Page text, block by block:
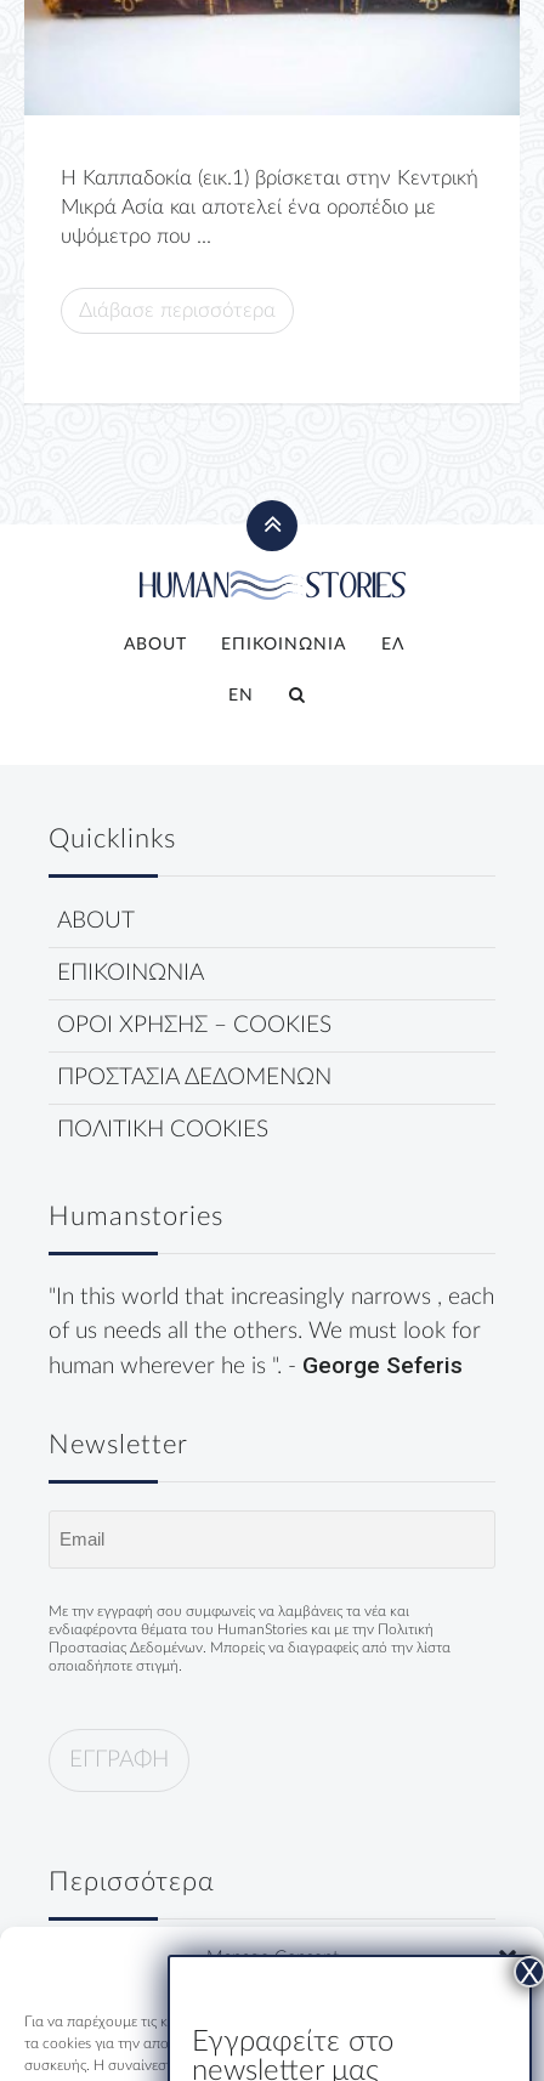
Manage Consent
Για να παρέχουμε τις καλύτερες εμπειρίες, χρησιμοποιούμε τεχνολογίες όπως
τα cookies για την αποθήκευση ή/και την πρόσβαση σε πληροφορίες
συσκευής. Η συναίνεση σε αυτές τις τεχνολογίες θα μας επιτρέψει να
Η Καππαδοκία (εικ.1) βρίσκεται στην Κεντρική
Μικρά Ασία και αποτελεί ένα οροπέδιο με
υψόμετρο που ...
Διάβασε περισσότερα
ABOUT ΕΠΙΚΟΙΝΩΝΙΑ ΕΛ
EN
Quicklinks
ABOUT
ΕΠΙΚΟΙΝΩΝΙΑ
ΟΡΟΙ ΧΡΗΣΗΣ – COOKIES
ΠΡΟΣΤΑΣΙΑ ΔΕΔΟΜΕΝΩΝ
ΠΟΛΙΤΙΚΗ COOKIES
Humanstories
"In this world that increasingly narrows , each
of us needs all the others. We must look for
human wherever he is ". - George Seferis
Newsletter
Με την εγγραφή σου συμφωνείς να λαμβάνεις τα νέα και
ενδιαφέροντα θέματα του HumanStories και με την Πολιτική
Προστασίας Δεδομένων . Μπορείς να διαγραφείς από την λίστα
οποιαδήποτε στιγμή.
Περισσότερα
Δύο κύριοι, ένα ουζάκι και μία
Εγγραφείτε στο
newsletter μας